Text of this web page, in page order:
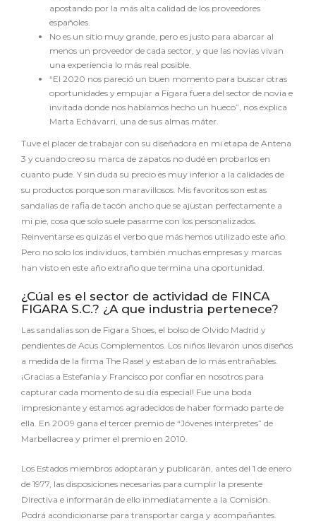
apostando por la más alta calidad de los proveedores
españoles.
No es un sitio muy grande, pero es justo para abarcar al
menos un proveedor de cada sector, y que las novias vivan
una experiencia lo más real posible.
“El 2020 nos pareció un buen momento para buscar otras
oportunidades y empujar a Fígara fuera del sector de novia e
invitada donde nos habíamos hecho un hueco”, nos explica
Marta Echávarri, una de sus almas máter.
Tuve el placer de trabajar con su diseñadora en mi etapa de Antena
3 y cuando creo su marca de zapatos no dudé en probarlos en
cuanto pude. Y sin duda su precio es muy inferior a la calidades de
su productos porque son maravillosos. Mis favoritos son estas
sandalias de rafia de tacón ancho que se ajustan perfectamente a
mi pie, cosa que solo suele pasarme con los personalizados.
Reinventarse es quizás el verbo que más hemos utilizado este año.
Pero no solo los individuos, también muchas empresas y marcas
han visto en este año extraño que termina una oportunidad.
¿Cúal es el sector de actividad de FINCA
FIGARA S.C.? ¿A que industria pertenece?
Las sandalias son de Figara Shoes, el bolso de Olvido Madrid y
pendientes de Acus Complementos. Los niños llevaron unos diseños
a medida de la firma The Rasel y estaban de lo más entrañables.
¡Gracias a Estefanía y Francisco por confiar en nosotros para
capturar cada momento de su día especial! Fue una boda
impresionante y estamos agradecidos de haber formado parte de
ella. En 2009 gana el tercer premio de “Jóvenes intérpretes” de
Marbellacrea y primer el premio en 2010.
Los Estados miembros adoptarán y publicarán, antes del 1 de enero
de 1977, las disposiciones necesarias para cumplir la presente
Directiva e informarán de ello inmediatamente a la Comisión.
Podrá acondicionarse para transportar carga y acompañantes.